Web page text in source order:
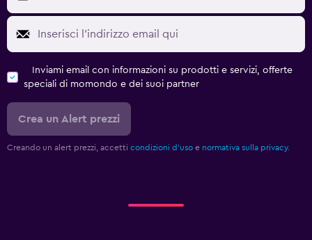
Inviami email con informazioni su prodotti e servizi, offerte
speciali di momondo e dei suoi partner
Crea un Alert prezzi
Creando un alert prezzi, accetti condizioni d'uso e normativa sulla privacy.